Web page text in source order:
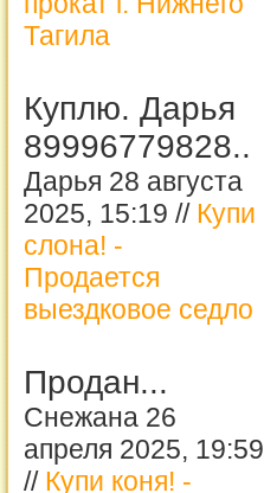
Тагила
Куплю. Дарья
89996779828..
Дарья 28 августа
2025, 15:19 // Купи
слона! -
Продается
выездковое седло
Продан...
Снежана 26
апреля 2025, 19:59
// Купи коня! -